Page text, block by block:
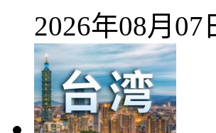
2026年08月07